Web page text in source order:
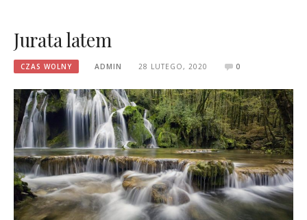
Jurata latem
CZAS WOLNY ADMIN 28 LUTEGO, 2020 0